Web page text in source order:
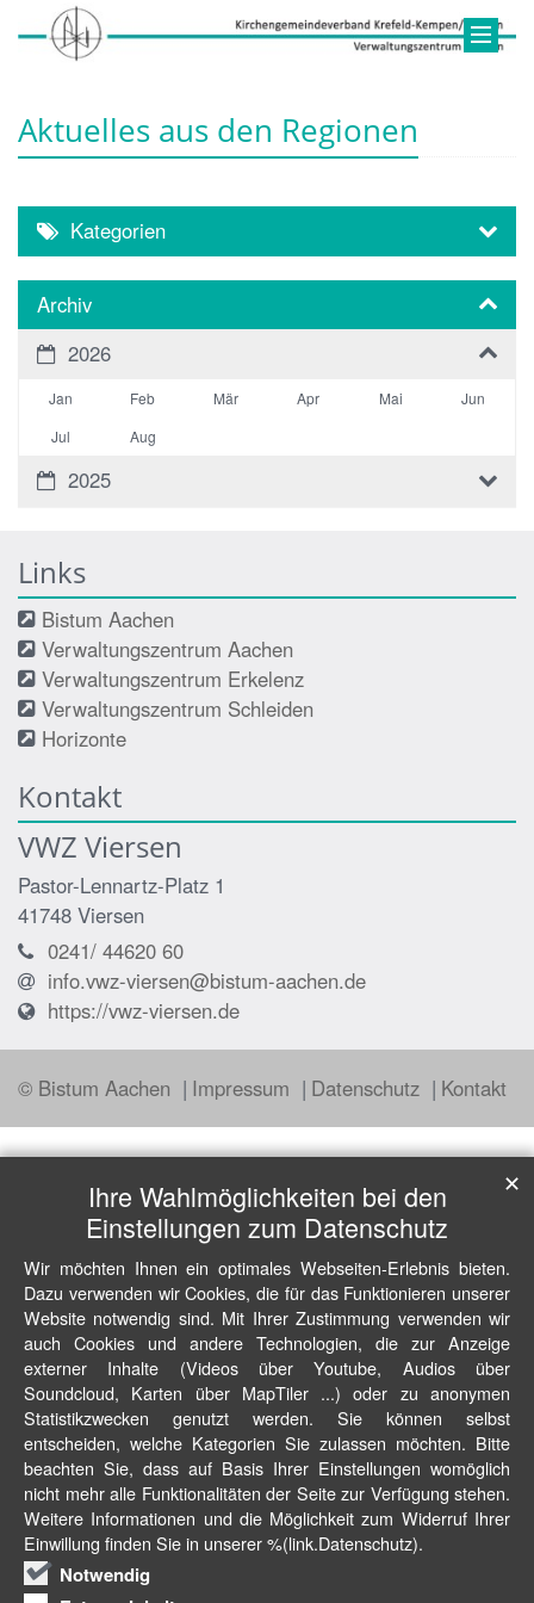
Aktuelles aus den Regionen
Kategorien
Archiv
2026
Jan Feb Mär Apr Mai
Jun
Jul
Aug
2025
Links
Bistum Aachen
Verwaltungszentrum Aachen
Verwaltungszentrum Erkelenz
Verwaltungszentrum Schleiden
Horizonte
Kontakt
VWZ Viersen
Pastor-Lennartz-Platz 1
41748 Viersen
0241/ 44620 60
info.vwz-viersen@bistum-aachen.de
https://vwz-viersen.de
© Bistum Aachen Impressum Datenschutz Kontakt
Ihre Wahlmöglichkeiten bei den
Einstellungen zum Datenschutz
Wir möchten Ihnen ein optimales Webseiten-Erlebnis bieten.
Dazu verwenden wir Cookies, die für das Funktionieren unserer
Website notwendig sind. Mit Ihrer Zustimmung verwenden wir
auch Cookies und andere Technologien, die zur Anzeige
externer Inhalte (Videos über Youtube, Audios über
Soundcloud, Karten über MapTiler ...) oder zu anonymen
Statistikzwecken genutzt werden. Sie können selbst
entscheiden, welche Kategorien Sie zulassen möchten. Bitte
beachten Sie, dass auf Basis Ihrer Einstellungen womöglich
nicht mehr alle Funktionalitäten der Seite zur Verfügung stehen.
Weitere Informationen und die Möglichkeit zum Widerruf Ihrer
Einwillung finden Sie in unserer %(link.Datenschutz).
Notwendig
✕